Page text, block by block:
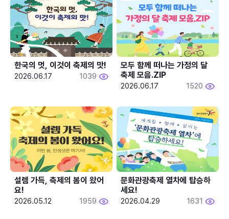
한국의 멋, 이것이 축제의 맛!
2026.06.17 1039
모두 함께 떠나는 가정의 달
축제 모음.ZIP
2026.06.17 1520
설렘 가득, 축제의 봄이 왔어
요!
2026.05.12 1959
문화관광축제 열차에 탑승하
세요!
2026.04.29 1631